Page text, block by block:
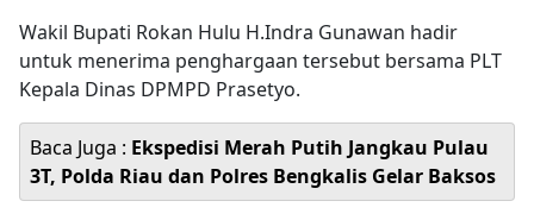
Wakil Bupati Rokan Hulu H.Indra Gunawan hadir
untuk menerima penghargaan tersebut bersama PLT
Kepala Dinas DPMPD Prasetyo.
Baca Juga : Ekspedisi Merah Putih Jangkau Pulau
3T, Polda Riau dan Polres Bengkalis Gelar Baksos